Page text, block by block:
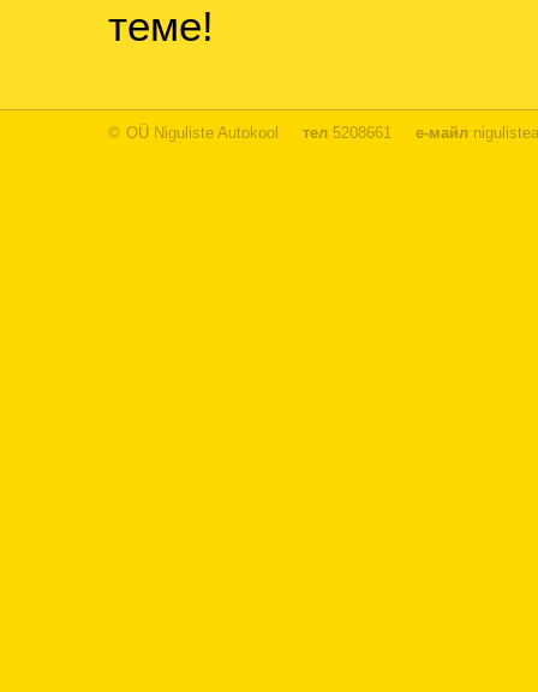
теме!
© OÜ Niguliste Autokool тел 5208661 е-майл